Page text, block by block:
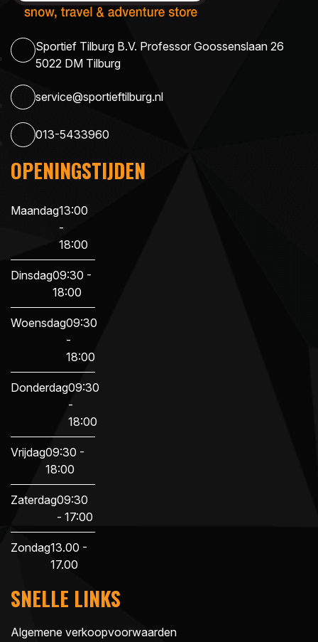
Sportief Tilburg B.V. Professor Goossenslaan 26
5022 DM Tilburg
service@sportieftilburg.nl
013-5433960
OPENINGSTIJDEN
Maandag13:00
-
18:00
Dinsdag09:30 -
18:00
Woensdag09:30
-
18:00
Donderdag09:30
-
18:00
Vrijdag09:30 -
18:00
Zaterdag09:30
- 17:00
Zondag13.00 -
17.00
SNELLE LINKS
Algemene verkoopvoorwaarden